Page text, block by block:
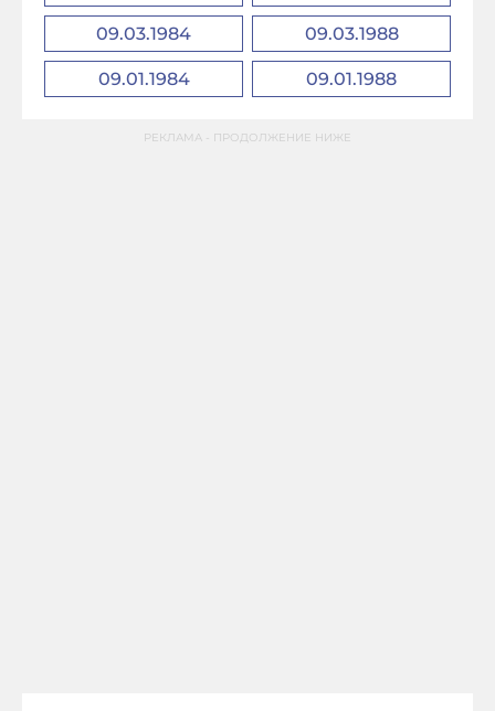
09.03.1984 09.03.1988
09.01.1984 09.01.1988
РЕКЛАМА - ПРОДОЛЖЕНИЕ НИЖЕ